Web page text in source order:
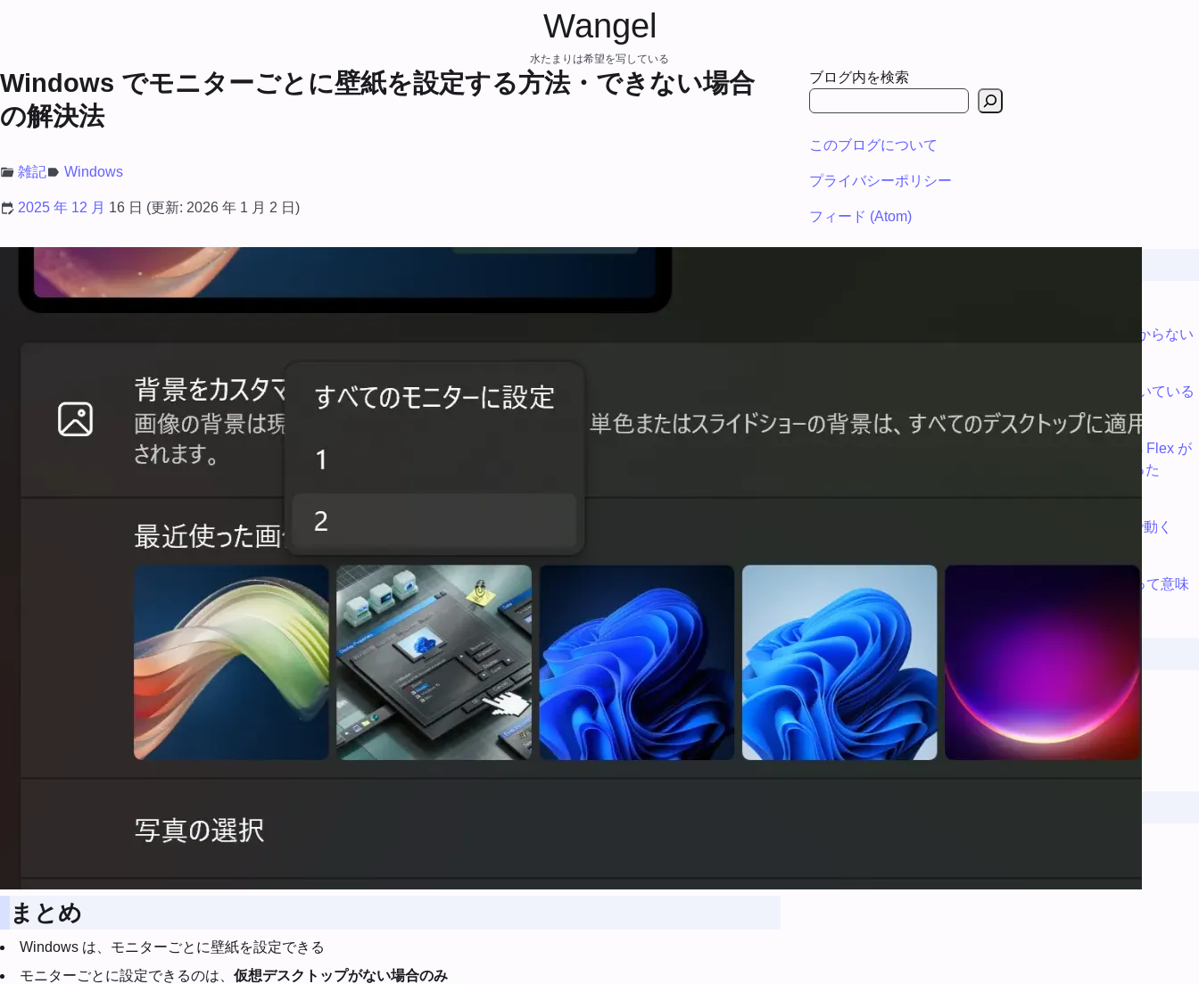
Wangel
水たまりは希望を写している
Windows でモニターごとに壁紙を設定する方法・できない場合
の解決法
雑記 Windows
2025 年 12 月 16 日 (更新: 2026 年 1 月 2 日 )
まとめ
Windows は、モニターごとに壁紙を設定できる
モニターごとに設定できるのは、 仮想デスクトップがない場合のみ
ブログ内を検索
このブログについて
プライバシーポリシー
フィード (Atom)
Amazon で配達された宅配ボックスの暗証番号が分からない
クックパッドのレシピ取り込み機能がどのように動いている
か調べてみた
LineageOS のシステムフォントとして Google Sans Flex が
追加！ てか Google Sans ってオープンソースになった
ブラウザがそのまま WordPress に！完全ローカルで動く
安易に始めると崩壊する？ ABテストが大多数にとって意味
がないといえる 4 つの理由
カテゴリ
レビュー(10)
怪文書(14)
雑記(164)